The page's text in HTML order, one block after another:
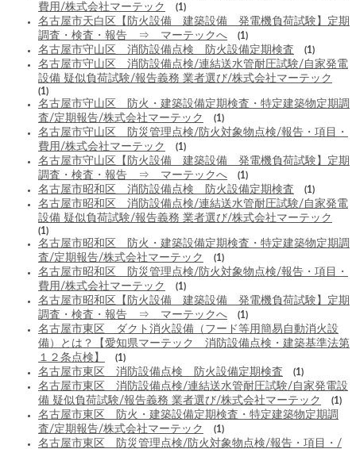
費用/株式会社マーテック
(1)
名古屋市天白区【防火設備 建築設備 発電機負荷試験】定期
調査・検査・報告 ⇒ マーテックへ
(1)
名古屋市守山区 消防設備点検 防火設備定期検査 (1)
名古屋市守山区 消防設備点検/連結送水管耐圧試験/自家発電
設備 疑似負荷試験/報告義務 業者選び/株式会社マーテック
(1)
名古屋市守山区 防火・建築設備定期検査・特定建築物定期調
査/定期報告/株式会社マーテック
(1)
名古屋市守山区 防災管理点検/防火対象物点検/報告・項目・
費用/株式会社マーテック
(1)
名古屋市守山区【防火設備 建築設備 発電機負荷試験】定期
調査・検査・報告 ⇒ マーテックへ
(1)
名古屋市昭和区 消防設備点検 防火設備定期検査 (1)
名古屋市昭和区 消防設備点検/連結送水管耐圧試験/自家発電
設備 疑似負荷試験/報告義務 業者選び/株式会社マーテック
(1)
名古屋市昭和区 防火・建築設備定期検査・特定建築物定期調
査/定期報告/株式会社マーテック
(1)
名古屋市昭和区 防災管理点検/防火対象物点検/報告・項目・
費用/株式会社マーテック
(1)
名古屋市昭和区【防火設備 建築設備 発電機負荷試験】定期
調査・検査・報告 ⇒ マーテックへ
(1)
名古屋市東区 ダクト消火設備（フード等用簡易自動消火設
備）とは？【愛知県マーテック 消防設備点検・建築基準法第
１２条点検】
(1)
名古屋市東区 消防設備点検 防火設備定期検査 (1)
名古屋市東区 消防設備点検/連結送水管耐圧試験/自家発電設
備 疑似負荷試験/報告義務 業者選び/株式会社マーテック
(1)
名古屋市東区 防火・建築設備定期検査・特定建築物定期調
査/定期報告/株式会社マーテック
(1)
名古屋市東区 防災管理点検/防火対象物点検/報告・項目・/